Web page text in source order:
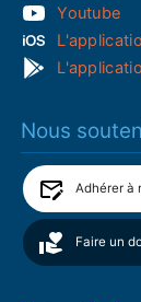
Youtube
Nous
Adhérer à
Faire un